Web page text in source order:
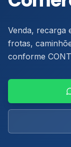
PPCI
Porta
Placas
Venda, recarga
frotas,
conforme